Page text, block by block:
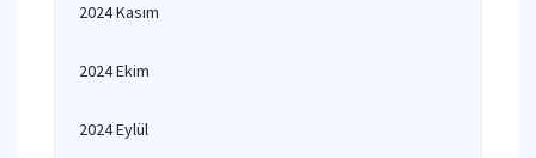
2024 Kasım
2024 Ekim
2024 Eylül